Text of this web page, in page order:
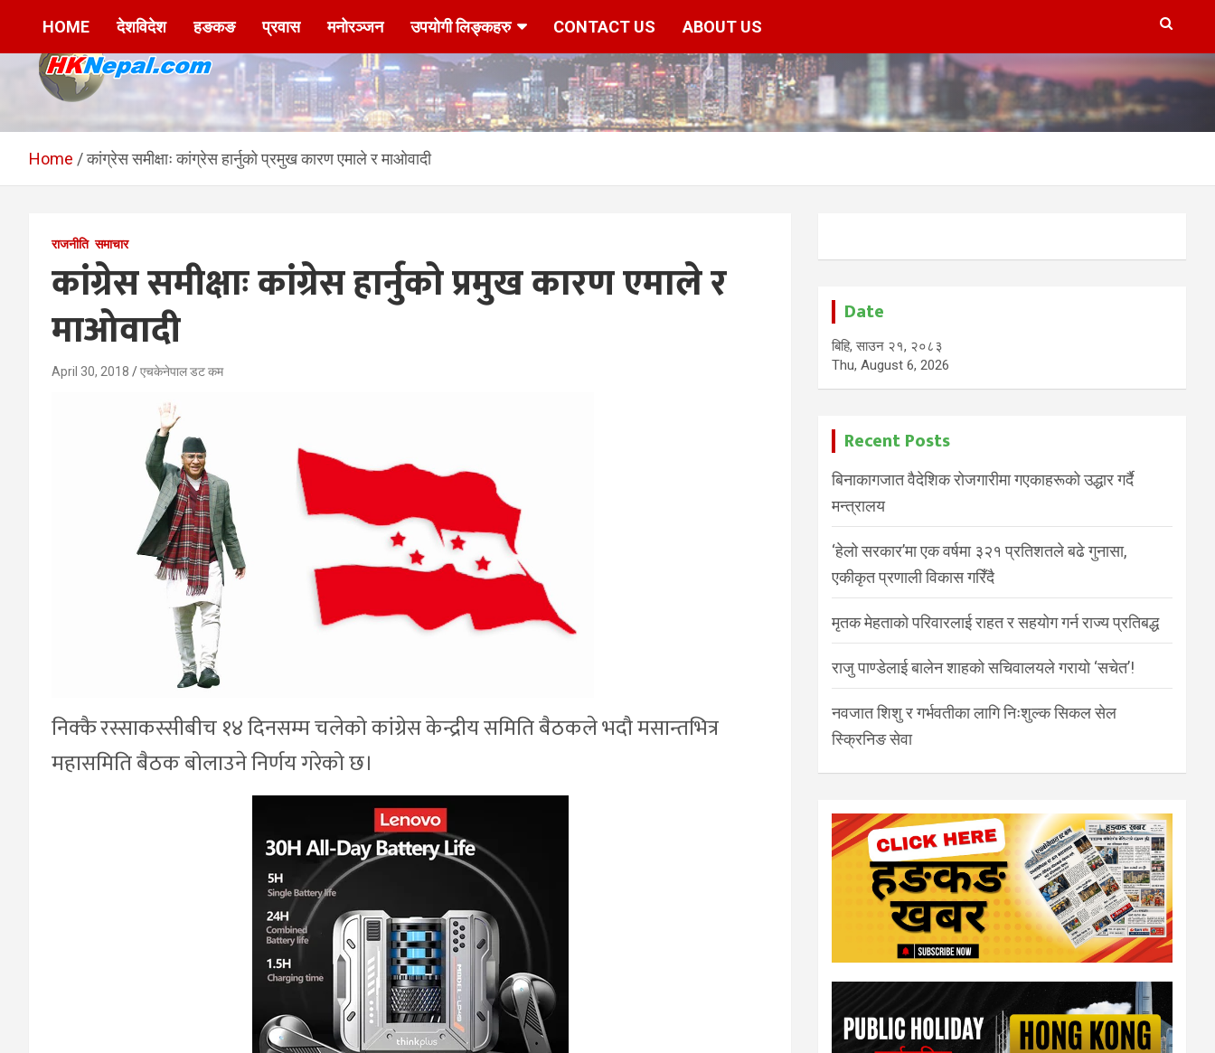
HKNepal.com –
हङकङबाट सञ्चालित पहिलो
नेपाली अनलाईन पत्रिका
hknepal, hknepal.com, hk nepal, hk nepal com
HOME देशविदेश हङकङ प्रवास मनोरञ्जन उपयोगी लिङ्कहरु CONTACT US ABOUT US
Home कांग्रेस समीक्षाः कांग्रेस हार्नुको प्रमुख कारण एमाले र माओवादी
राजनीति समाचार
कांग्रेस समीक्षाः कांग्रेस हार्नुको प्रमुख कारण एमाले र
माओवादी
April 30, 2018 एचकेनेपाल डट कम
निक्कै रस्साकस्सीबीच १४ दिनसम्म चलेको कांग्रेस केन्द्रीय समिति बैठकले भदौ मसान्तभित्र
महासमिति बैठक बोलाउने निर्णय गरेको छ।
Date
बिहि, साउन २१, २०८३
Thu, August 6, 2026
Recent Posts
बिनाकागजात वैदेशिक रोजगारीमा गएकाहरूको उद्धार गर्दै
मन्त्रालय
‘हेलो सरकार’मा एक वर्षमा ३२१ प्रतिशतले बढे गुनासा,
एकीकृत प्रणाली विकास गरिँदै
मृतक मेहताको परिवारलाई राहत र सहयोग गर्न राज्य प्रतिबद्ध
राजु पाण्डेलाई बालेन शाहको सचिवालयले गरायो ‘सचेत’!
नवजात शिशु र गर्भवतीका लागि निःशुल्क सिकल सेल
स्क्रिनिङ सेवा